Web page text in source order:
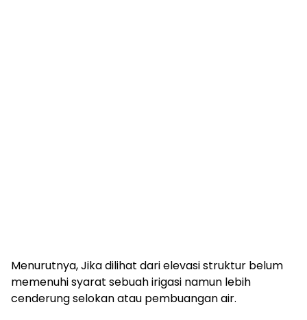
Menurutnya, Jika dilihat dari elevasi struktur belum
memenuhi syarat sebuah irigasi namun lebih
cenderung selokan atau pembuangan air.